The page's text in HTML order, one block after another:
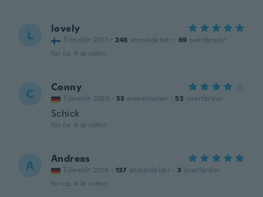
L lovely
Tilmeldt 2017 · 248 anmeldelser · 69 overførsler
for ca. 4 år siden
C Conny
Tilmeldt 2020 · 53 anmeldelser · 52 overførsler
Schick
for ca. 4 år siden
A Andreas
Tilmeldt 2018 · 137 anmeldelser · 3 overførsler
for ca. 4 år siden